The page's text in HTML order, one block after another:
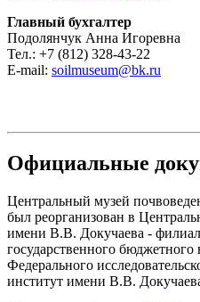
Главный бухгалтер
Подолянчук Анна Игоревна
Тел.: +7 (812) 328-43-22
E-mail: soilmuseum@bk.ru
Официальные
Центральный музей
был реорганизован в
имени В.В. Докучаева -
государственного
Федерального
институт имени В.В.